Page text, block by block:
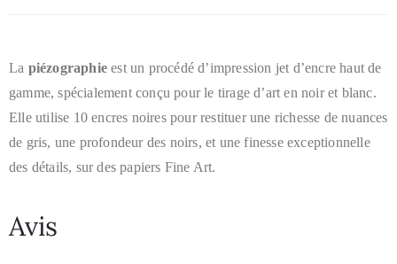
La piézographie est un procédé d’impression jet d’encre haut de
gamme, spécialement conçu pour le tirage d’art en noir et blanc.
Elle utilise 10 encres noires pour restituer une richesse de nuances
de gris, une profondeur des noirs, et une finesse exceptionnelle
des détails, sur des papiers Fine Art.
Avis